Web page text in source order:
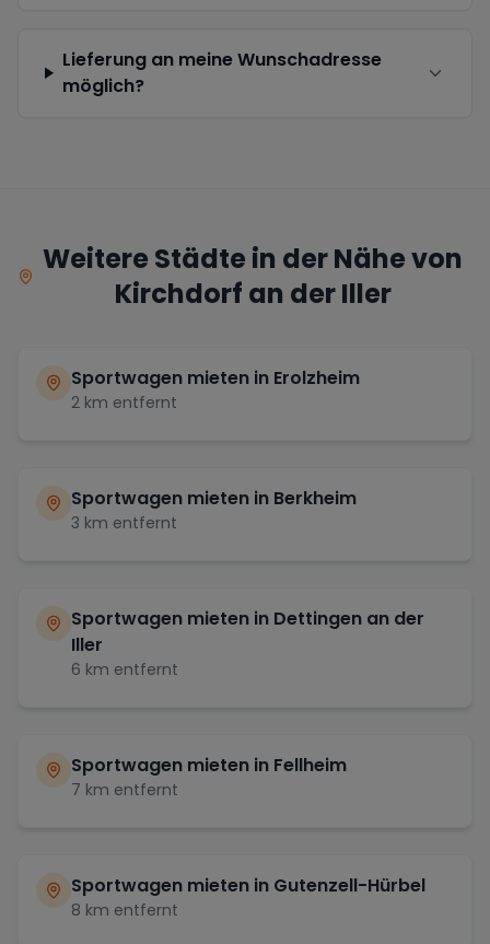
Lieferung an meine Wunschadresse
möglich?
Weitere Städte in der Nähe von
Kirchdorf an der Iller
Sportwagen mieten in Erolzheim
2 km entfernt
Sportwagen mieten in Berkheim
3 km entfernt
Sportwagen mieten in Dettingen an der
Iller
6 km entfernt
Sportwagen mieten in Fellheim
7 km entfernt
Sportwagen mieten in Gutenzell-Hürbel
8 km entfernt